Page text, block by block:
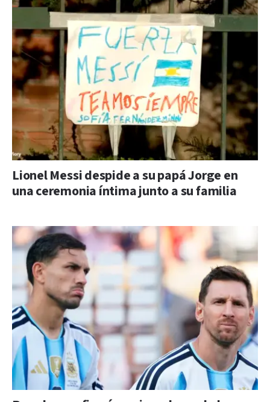
Lionel Messi despide a su papá Jorge en
una ceremonia íntima junto a su familia